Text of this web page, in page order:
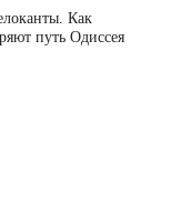
Как
путь Одиссея